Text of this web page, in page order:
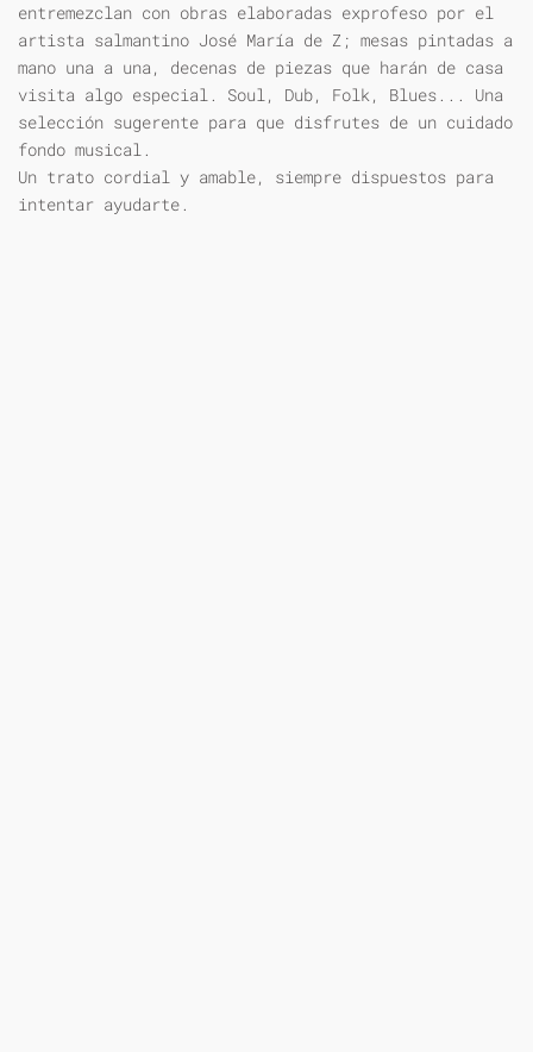
entremezclan con obras elaboradas exprofeso por el
artista salmantino José María de Z; mesas pintadas a
mano una a una, decenas de piezas que harán de casa
visita algo especial. Soul, Dub, Folk, Blues... Una
selección sugerente para que disfrutes de un cuidado
fondo musical.
Un trato cordial y amable, siempre dispuestos para
intentar ayudarte.